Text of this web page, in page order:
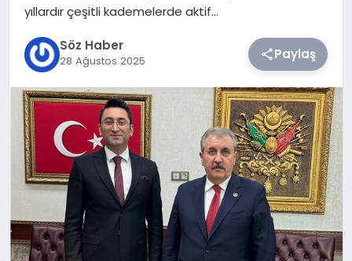
YAŞAM
yıllardır çeşitli kademelerde aktif…
Söz Haber
28 Ağustos 2025 Paylaş